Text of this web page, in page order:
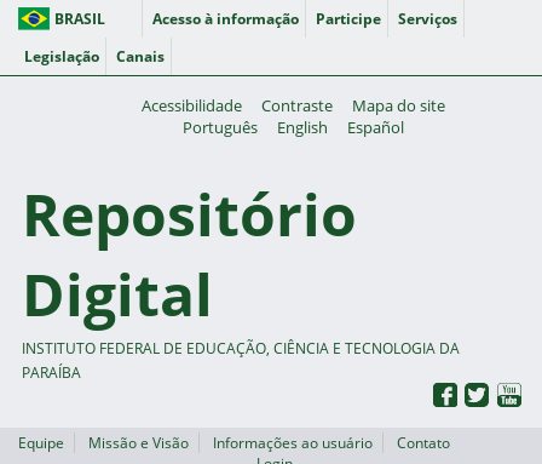
BRASIL Acesso à informação Participe
Serviços
Legislação
Canais
Acessibilidade Contraste
Mapa do site
Português
English Español
Repositório
Digital
INSTITUTO FEDERAL DE EDUCAÇÃO, CIÊNCIA E TECNOLOGIA DA
PARAÍBA
Equipe Missão e Visão Informações ao usuário
Contato